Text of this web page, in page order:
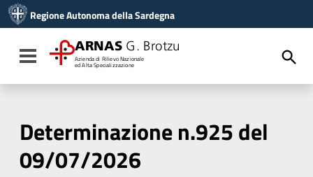
Vai al menu di navigazione
Vai al footer
Regione Autonoma della Sardegna
Toggle navigation
ARNAS G. Brotzu
Azienda di Rilievo Nazionale
ed Alta Specializzazione
Determinazione n.925 del
09/07/2026